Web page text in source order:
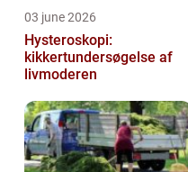
03 june 2026
Hysteroskopi:
kikkertundersøgelse af
livmoderen